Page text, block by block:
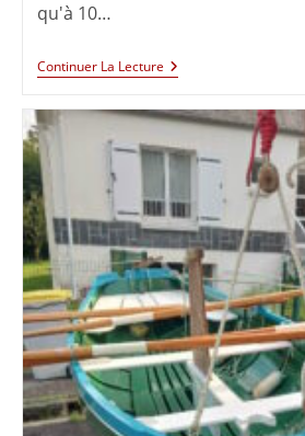
qu'à 10…
Continuer La Lecture